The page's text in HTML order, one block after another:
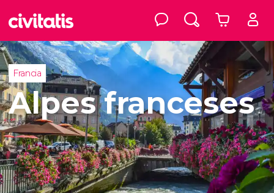
Francia
Alpes franceses